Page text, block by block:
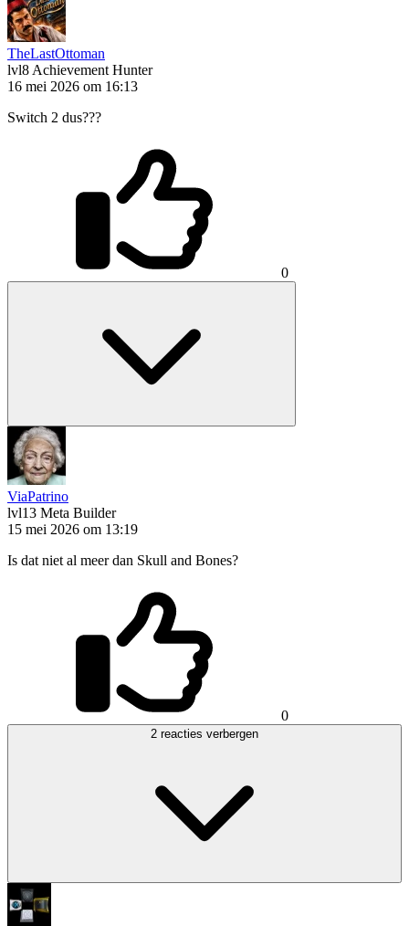
TheLastOttoman
lvl8 Achievement Hunter
16 mei 2026 om 16:13
Switch 2 dus???
0
ViaPatrino
lvl13 Meta Builder
15 mei 2026 om 13:19
Is dat niet al meer dan Skull and Bones?
0
2 reacties verbergen